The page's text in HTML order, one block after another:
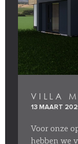
VILLA
13 MAART
Voor onze
hebben we